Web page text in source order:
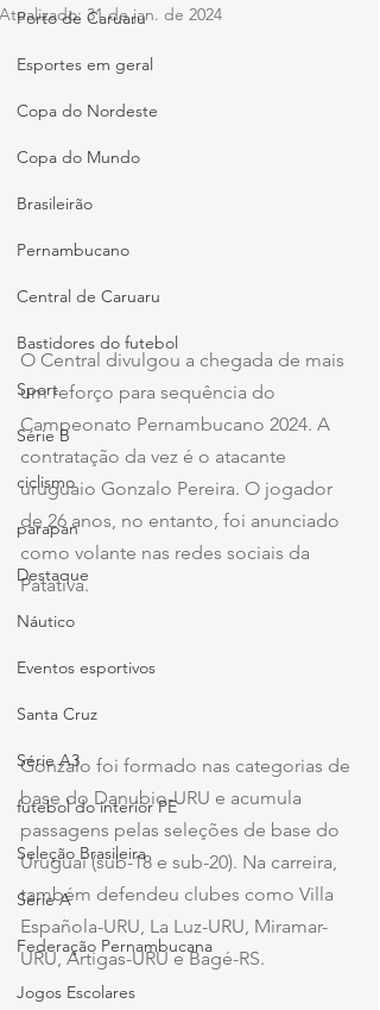
Porto de Caruaru
Esportes em geral
Copa do Nordeste
Copa do Mundo
Brasileirão
Pernambucano
Central de Caruaru
Bastidores do futebol
Sport
Série B
ciclismo
parapan
Destaque
Náutico
Eventos esportivos
Santa Cruz
Série A3
futebol do interior PE
Seleção Brasileira
Série A
Federação Pernambucana
Jogos Escolares
Atualizado: 31 de jan. de 2024
O Central divulgou a chegada de mais
um reforço para sequência do
Campeonato Pernambucano 2024. A
contratação da vez é o atacante
uruguaio Gonzalo Pereira. O jogador
de 26 anos, no entanto, foi anunciado
como volante nas redes sociais da
Patativa.
Gonzalo foi formado nas categorias de
base do Danubio-URU e acumula
passagens pelas seleções de base do
Uruguai (sub-18 e sub-20). Na carreira,
também defendeu clubes como Villa
Española-URU, La Luz-URU, Miramar-
URU, Artigas-URU e Bagé-RS.